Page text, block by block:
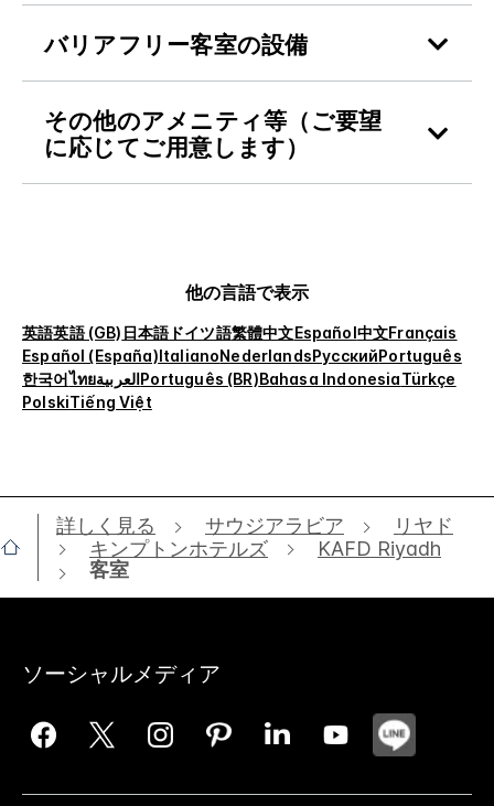
バリアフリー客室の設備
その他のアメニティ等（ご要望
に応じてご用意します）
他の言語で表示
英語英語 (GB) 日本語 ドイツ語繁體中文Español中文Français
Español (España)ItalianoNederlandsРусскийPortuguês
한국어ไทยالعربيةPortuguês (BR)Bahasa IndonesiaTürkçe
PolskiTiếng Việt
詳しく見る サウジアラビア
リヤド
キンプトンホテルズ
KAFD Riyadh
客室
ソーシャルメディア